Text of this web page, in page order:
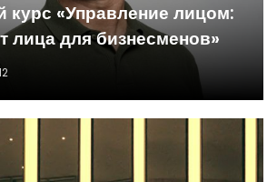
«Управление лицом:
лица для бизнесменов»